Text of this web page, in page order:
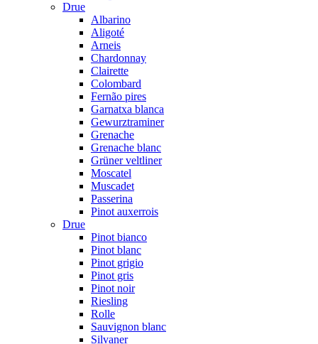
Drue
Albarino
Aligoté
Arneis
Chardonnay
Clairette
Colombard
Fernão pires
Garnatxa blanca
Gewurztraminer
Grenache
Grenache blanc
Grüner veltliner
Moscatel
Muscadet
Passerina
Pinot auxerrois
Drue
Pinot bianco
Pinot blanc
Pinot grigio
Pinot gris
Pinot noir
Riesling
Rolle
Sauvignon blanc
Silvaner